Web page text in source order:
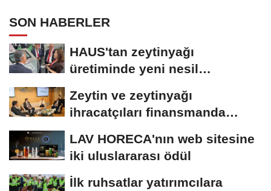
SON HABERLER
HAUS'tan zeytinyağı
üretiminde yeni nesil
Zeytin ve zeytinyağı
ihracatçıları finansmanda
LAV HORECA'nın web sitesine
iki uluslararası ödül
İlk ruhsatlar yatırımcılara